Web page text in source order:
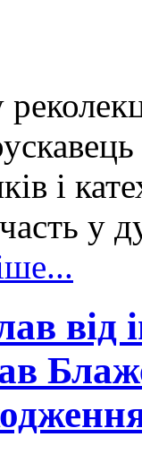
і
у
від